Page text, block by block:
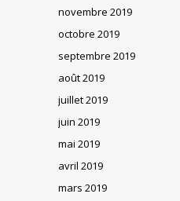
novembre 2019
octobre 2019
septembre 2019
août 2019
juillet 2019
juin 2019
mai 2019
avril 2019
mars 2019